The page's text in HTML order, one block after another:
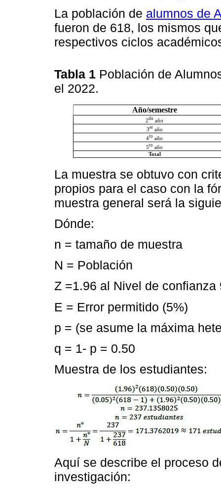
La población de alumnos de
fueron de 618, los mismos
respectivos ciclos
Tabla 1 Población de
el 2022.
Año/semestre
2do año
3er año
4to año
5to año
Total
La muestra se obtuvo con
propios para el caso con la
muestra general será la
Dónde:
n = tamaño de muestra
N = Población
Z =1.96 al Nivel de confianza
E = Error permitido (5%)
p = (se asume la máxima
q = 1- p = 0.50
Muestra de los estudiantes:
Aquí se describe el proceso
investigación: